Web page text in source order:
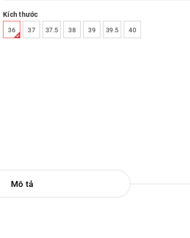
Kích thước
36 37 37.5 38 39 39.5 40
Mô tả